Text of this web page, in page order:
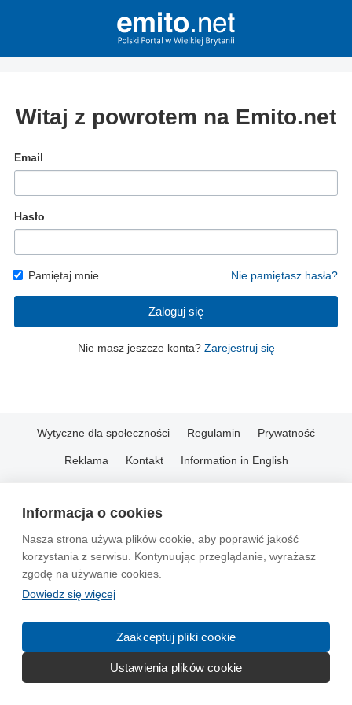
Informacja o cookies
Nasza strona używa plików cookie, aby poprawić jakość
korzystania z serwisu. Kontynuując przeglądanie, wyrażasz
zgodę na używanie cookies.
Dowiedz się więcej
Zaakceptuj pliki cookie
Ustawienia plików cookie
Witaj z powrotem na Emito.net
Email
Hasło
Pamiętaj mnie. Nie pamiętasz hasła?
Zaloguj się
Nie masz jeszcze konta? Zarejestruj się
Wytyczne dla społeczności Regulamin Prywatność
Reklama Kontakt Information in English